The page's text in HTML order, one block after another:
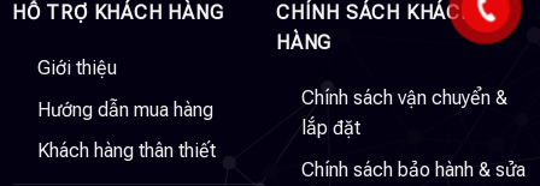
HỖ TRỢ KHÁCH HÀNG
Giới thiệu
Hướng dẫn mua hàng
Khách hàng thân thiết
CHÍNH SÁCH KHÁCH
HÀNG
Chính sách vận chuyển &
lắp đặt
Chính sách bảo hành & sửa